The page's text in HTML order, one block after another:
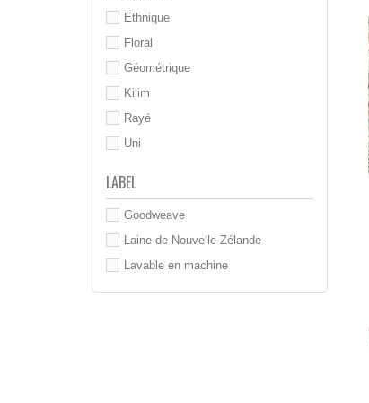
Ethnique
Floral
Géométrique
Kilim
Rayé
Uni
LABEL
Goodweave
Laine de Nouvelle-Zélande
Lavable en machine